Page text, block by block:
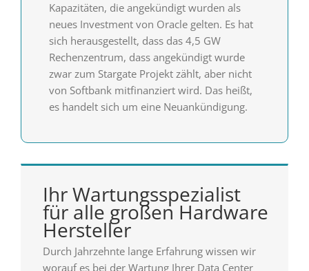
Kapazitäten, die angekündigt wurden als
neues Investment von Oracle gelten. Es hat
sich herausgestellt, dass das 4,5 GW
Rechenzentrum, dass angekündigt wurde
zwar zum Stargate Projekt zählt, aber nicht
von Softbank mitfinanziert wird. Das heißt,
es handelt sich um eine Neuankündigung.
Ihr Wartungsspezialist
für alle großen Hardware
Hersteller
Durch Jahrzehnte lange Erfahrung wissen wir
worauf es bei der Wartung Ihrer Data Center